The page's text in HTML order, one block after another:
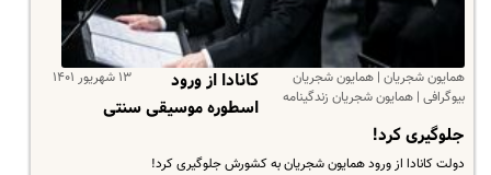
همایون شجریان | همایون شجریان
بیوگرافی | همایون شجریان زندگینامه
۱۳ شهریور ۱۴۰۱
کانادا از ورود
اسطوره موسیقی سنتی
جلوگیری کرد!
دولت کانادا از ورود همایون شجریان به کشورش جلوگیری کرد!